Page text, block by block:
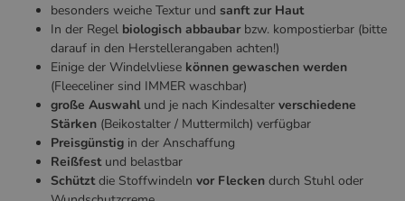
besonders weiche Textur und sanft zur Haut
In der Regel biologisch abbaubarbzw. kompostierbar (bitte
darauf in den Herstellerangaben achten!)
Einige der Windelvliese können gewaschen werden
(Fleeceliner sind IMMER waschbar)
große Auswahlund je nach Kindesalter verschiedene
Stärken (Beikostalter / Muttermilch) verfügbar
Preisgünstig in der Anschaffung
Reißfest und belastbar
Schütztdie Stoffwindeln vor Flecken durch Stuhl oder